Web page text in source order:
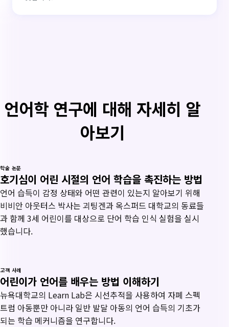
언어학 연구에 대해 자세히 알
아보기
학술 논문
호기심이 어린 시절의 언어 학습을 촉진하는 방법
언어 습득이 감정 상태와 어떤 관련이 있는지 알아보기 위해
비비안 아웃터스 박사는 괴팅겐과 옥스퍼드 대학교의 동료들
과 함께 3세 어린이를 대상으로 단어 학습 인식 실험을 실시
했습니다.
고객 사례
어린이가 언어를 배우는 방법 이해하기
뉴욕대학교의 Learn Lab은 시선추적을 사용하여 자폐 스펙
트럼 아동뿐만 아니라 일반 발달 아동의 언어 습득의 기초가
되는 학습 메커니즘을 연구합니다.